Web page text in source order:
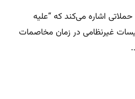
اشاره می‌کند که “علیه
غیرنظامی در زمان مخاصمات